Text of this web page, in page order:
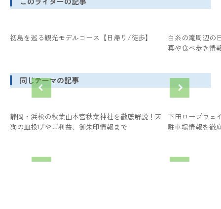
初島を巡る観光モデルコース【日帰り/徒歩】
白糸の滝周辺の
真や食べ歩き情
同じテーマの記事
静岡・浜松の秋葉山本宮秋葉神社を徹底解説！天
狗の皿投げやご利益、御朱印情報まで
下田ロープウェ
駐車場情報を徹